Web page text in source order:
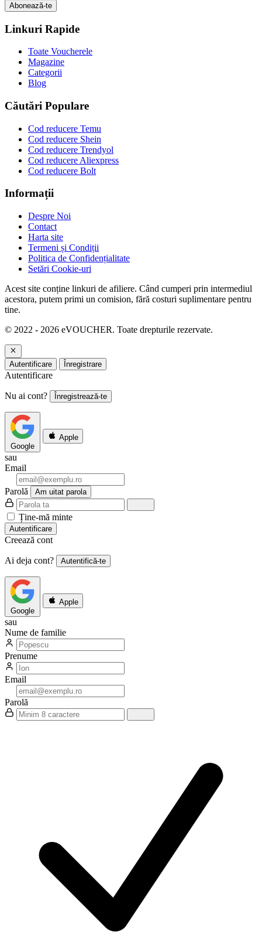
Abonează-te
Linkuri Rapide
Toate Voucherele
Magazine
Categorii
Blog
Căutări Populare
Cod reducere Temu
Cod reducere Shein
Cod reducere Trendyol
Cod reducere Aliexpress
Cod reducere Bolt
Informații
Despre Noi
Contact
Harta site
Termeni și Condiții
Politica de Confidențialitate
Setări Cookie-uri
Acest site conține linkuri de afiliere. Când cumperi prin intermediul
acestora, putem primi un comision, fără costuri suplimentare pentru
tine.
© 2022 - 2026 eVOUCHER. Toate drepturile rezervate.
Autentificare Înregistrare
Autentificare
Nu ai cont? Înregistrează-te
Google
Apple
sau
Email
Parolă Am uitat parola
Ține-mă minte
Autentificare
Creează cont
Ai deja cont? Autentifică-te
Google
Apple
sau
Nume de familie
Prenume
Email
Parolă